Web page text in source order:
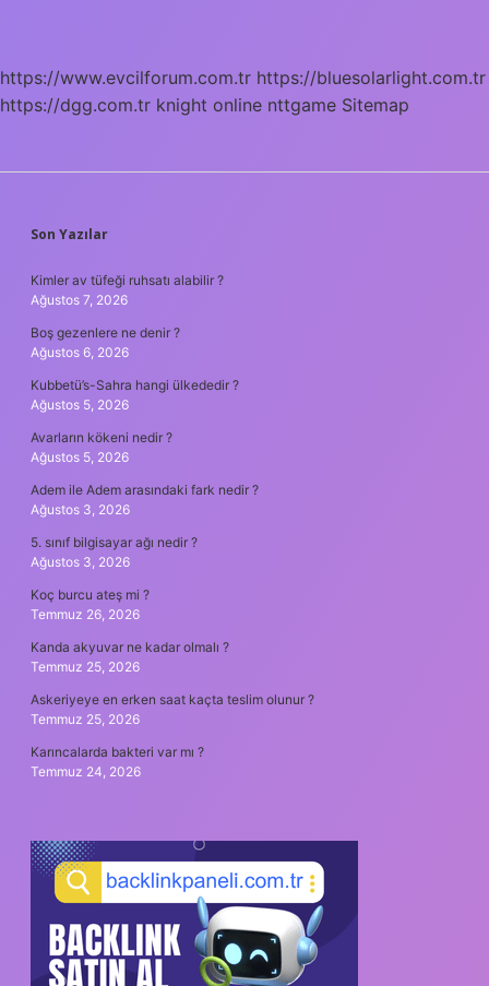
https://www.evcilforum.com.tr https://bluesolarlight.com.tr
https://dgg.com.tr knight online nttgame Sitemap
SIDEBAR
Son Yazılar
Kimler av tüfeği ruhsatı alabilir ?
Ağustos 7, 2026
Boş gezenlere ne denir ?
Ağustos 6, 2026
Kubbetü’s-Sahra hangi ülkededir ?
Ağustos 5, 2026
Avarların kökeni nedir ?
Ağustos 5, 2026
Adem ile Adem arasındaki fark nedir ?
Ağustos 3, 2026
5. sınıf bilgisayar ağı nedir ?
Ağustos 3, 2026
Koç burcu ateş mi ?
Temmuz 26, 2026
Kanda akyuvar ne kadar olmalı ?
Temmuz 25, 2026
Askeriyeye en erken saat kaçta teslim olunur ?
Temmuz 25, 2026
Karıncalarda bakteri var mı ?
Temmuz 24, 2026